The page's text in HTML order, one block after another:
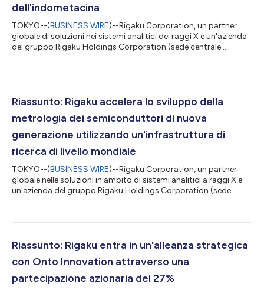
dell'indometacina
TOKYO--(BUSINESS WIRE)--Rigaku Corporation, un partner
globale di soluzioni nei sistemi analitici dei raggi X e un'azienda
del gruppo Rigaku Holdings Corporation (sede centrale:
Shionogi & Co., Ltd., JEOL Ltd., e Meiji Pharmaceutical University
internazionale di cristallografia di fama mondiale. Questa...
Riassunto: Rigaku accelera lo sviluppo della
metrologia dei semiconduttori di nuova
generazione utilizzando un'infrastruttura di
ricerca di livello mondiale
TOKYO--(BUSINESS WIRE)--Rigaku Corporation, un partner
globale nelle soluzioni in ambito di sistemi analitici a raggi X e
un'azienda del gruppo Rigaku Holdings Corporation (sede
metrologia per semiconduttori di nuova generazione,
questa iniziativa, Rigaku sta collaborando con imec, un polo
leader mondiale nella r...
Riassunto: Rigaku entra in un'alleanza strategica
con Onto Innovation attraverso una
partecipazione azionaria del 27%